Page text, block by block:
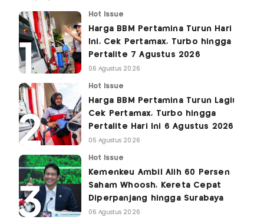
Hot Issue
Harga BBM Pertamina Turun Hari
Ini, Cek Pertamax, Turbo hingga
Pertalite 7 Agustus 2026
06 Agustus 2026
Hot Issue
Harga BBM Pertamina Turun Lagi!
Cek Pertamax, Turbo hingga
Pertalite Hari Ini 6 Agustus 2026
05 Agustus 2026
Hot Issue
Kemenkeu Ambil Alih 60 Persen
Saham Whoosh, Kereta Cepat
Diperpanjang hingga Surabaya
06 Agustus 2026